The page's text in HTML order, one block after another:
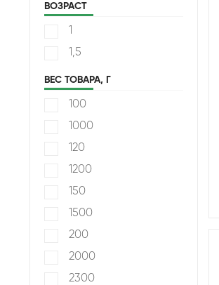
ВОЗРАСТ
1,5
ВЕС ТОВАРА, Г
100
1000
120
1200
150
1500
200
2000
2300